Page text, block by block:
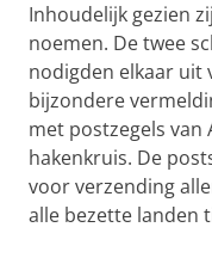
Inhoudelijk gezien
noemen. De twee
nodigden elkaar uit
bijzondere
met postzegels
hakenkruis. De
voor verzending
alle bezette landen